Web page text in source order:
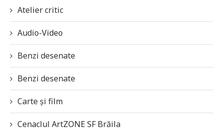
Atelier critic
Audio-Video
Benzi desenate
Benzi desenate
Carte și film
Cenaclul ArtZONE SF Brăila